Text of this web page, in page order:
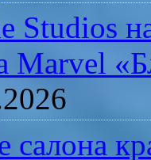
Studios
Marvel
салона